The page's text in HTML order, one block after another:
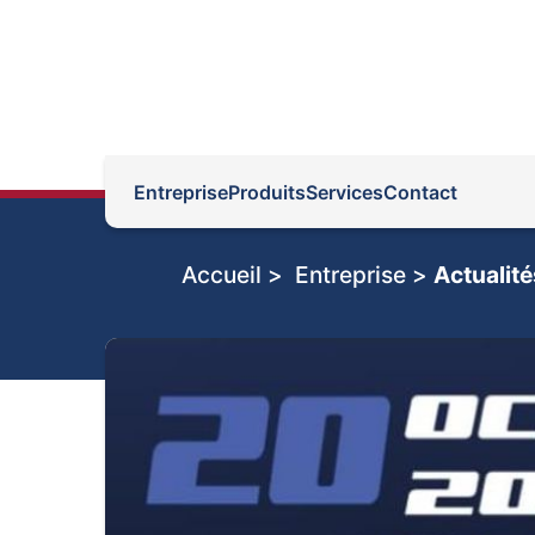
EntrepriseProduitsServicesContact
Accueil > Entreprise >